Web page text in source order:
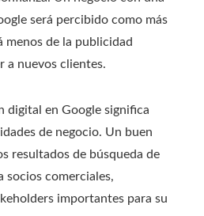
será percibido como más
menos de la publicidad
a nuevos clientes.
digital en Google significa
de negocio. Un buen
resultados de búsqueda de
socios comerciales,
importantes para su